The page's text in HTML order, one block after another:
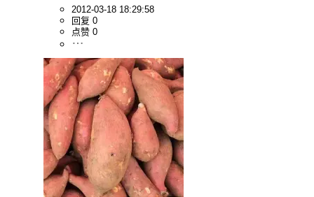
2012-03-18 18:29:58
回复 0
点赞 0